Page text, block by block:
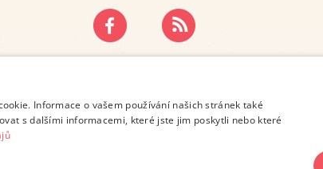
OCHRANY OSOBNÍCH ÚDAJŮ
Informace o vašem používání našich stránek také
s dalšími informacemi, které jste jim poskytli nebo které